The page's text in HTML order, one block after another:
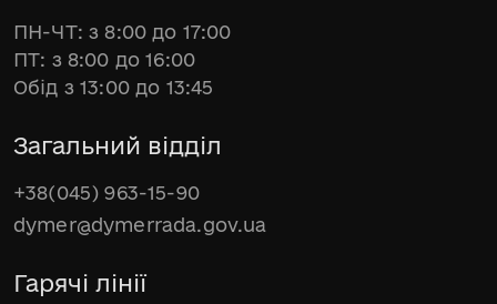
ПН-ЧТ: з 8:00 до 17:00
ПТ: з 8:00 до 16:00
Обід з 13:00 до 13:45
Загальний відділ
+38(045) 963-15-90
dymer@dymerrada.gov.ua
Гарячі лінії